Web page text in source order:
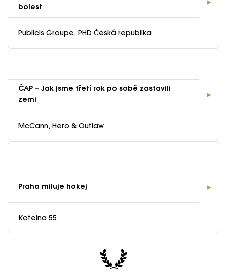
bolest
Publicis Groupe, PHD Česká republika
ČAP – Jak jsme třetí rok po sobě zastavili
zemi
McCann, Hero & Outlaw
Praha miluje hokej
Kotelna 55